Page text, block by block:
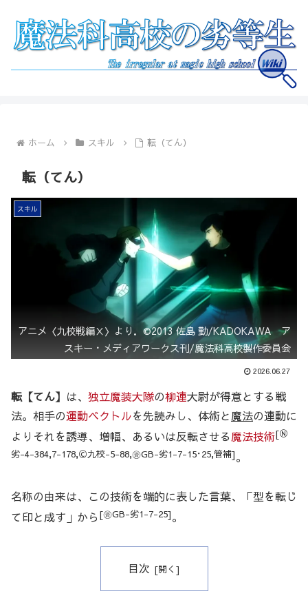
ホーム スキル 転（てん）
転（てん）
スキル
アニメ〈九校戦編Ⅹ〉より．©2013 佐島 勤/KADOKAWA ア
スキー・メディアワークス刊/魔法科高校製作委員会
2026.06.27
転【てん】 は、 独立魔装大隊の柳連大尉が得意とする戦
法。相手の運動ベクトルを先読みし、体術と魔法の連動に
よりそれを誘導、増幅、あるいは反転させる魔法技術[Ⓝ
劣-4-384,7-178,Ⓒ九校-5-88,㊮GB-劣1-7-15･25,管補]。
名称の由来は、この技術を端的に表した言葉、「型を転じ
て印と成す」から [㊮GB-劣1-7-25]。
目次